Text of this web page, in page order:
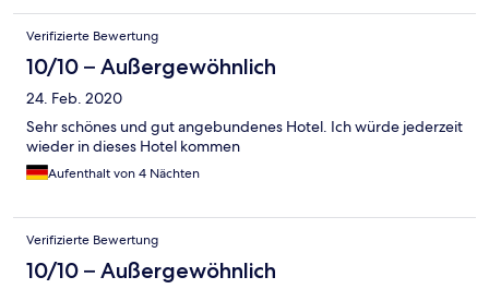
Verifizierte Bewertung
10/10 – Außergewöhnlich
24. Feb. 2020
Sehr schönes und gut angebundenes Hotel. Ich würde jederzeit
wieder in dieses Hotel kommen
Aufenthalt von 4 Nächten
Verifizierte Bewertung
10/10 – Außergewöhnlich